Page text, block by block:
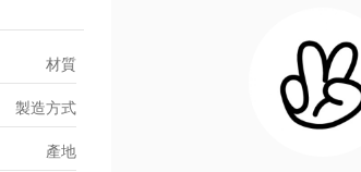
材質
製造方式
產地